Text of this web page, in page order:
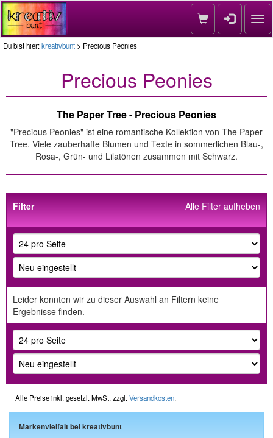
Du bist hier:kreativbunt > Precious Peonies
Precious Peonies
The Paper Tree - Precious Peonies
"Precious Peonies" ist eine romantische Kollektion von The Paper
Tree. Viele zauberhafte Blumen und Texte in sommerlichen Blau-,
Rosa-, Grün- und Lilatönen zusammen mit Schwarz.
Alle Filter aufheben
Filter
Leider konnten wir zu dieser Auswahl an Filtern keine
Ergebnisse finden.
Alle Preise inkl. gesetzl. MwSt, zzgl. Versandkosten.
Markenvielfalt bei kreativbunt